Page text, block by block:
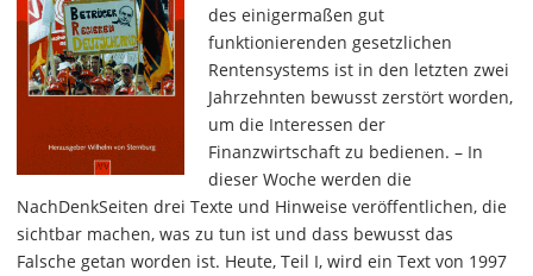
des einigermaßen gut
funktionierenden gesetzlichen
Rentensystems ist in den letzten zwei
Jahrzehnten bewusst zerstört worden,
um die Interessen der
Finanzwirtschaft zu bedienen. – In
dieser Woche werden die
NachDenkSeiten drei Texte und Hinweise veröffentlichen, die
sichtbar machen, was zu tun ist und dass bewusst das
Falsche getan worden ist. Heute, Teil I, wird ein Text von 1997